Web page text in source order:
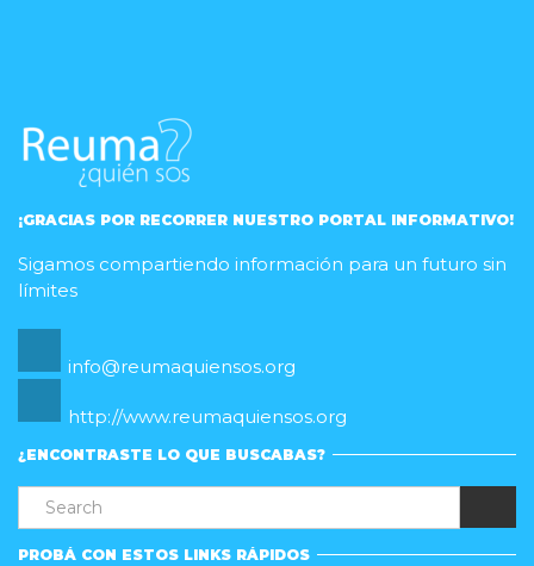
¡GRACIAS POR RECORRER NUESTRO PORTAL INFORMATIVO!
Sigamos compartiendo información para un futuro sin
límites
info@reumaquiensos.org
http://www.reumaquiensos.org
¿ENCONTRASTE LO QUE BUSCABAS?
PROBÁ CON ESTOS LINKS RÁPIDOS